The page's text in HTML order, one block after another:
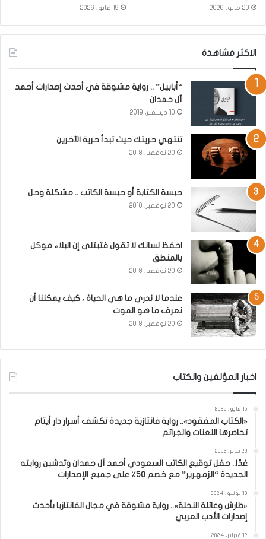
20 مايو، 2026 19 مايو، 2026
الاكثر مشاهدة
“أبابيل” .. رواية مشوقة في أحدث إصدارات أحمد
آل حمدان
10 ديسمبر، 2019
تنتهي حريتك حيث تبدأ حرية الآخرين
20 نوفمبر، 2018
حبسة الكتابة أو حبسة الكاتب .. مشكلة وحل
20 نوفمبر، 2018
احفظ لسانك لا تقول فتبتلى إن البلاء موكل
بالمنطق
20 نوفمبر، 2018
عندما لا ندري ما هي الحياة ، كيف يمكننا أن
نعرف ما هو الموت
20 نوفمبر، 2018
اخبار المؤلفين والكتاب
15 مايو، 2026
«الكتاب المفقود».. رواية فانتازية جديدة تكشف أسرار دار أيتام
تحاصرها اللعنات والجرائم
23 يناير، 2026
غدًا.. حفل توقيع الكاتب السعودي أحمد آل حمدان وتدشين روايته
الجديدة “الزمهرير” مع خصم 50٪ على جميع الإصدارات
10 يونيو، 2024
«طارش وعائلة النحلة».. رواية مشوقة في مجال الفانتازيا بأحدث
إصدارات الأدب العربي
12 فبراير، 2024